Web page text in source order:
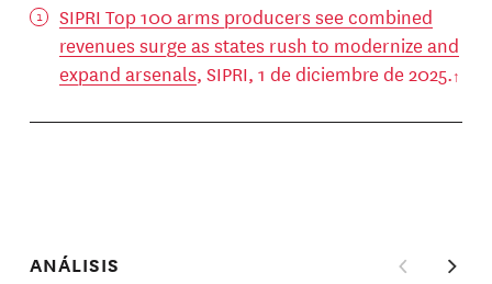
SIPRI Top 100 arms producers see combined
revenues surge as states rush to modernize and
expand arsenals, SIPRI, 1 de diciembre de 2025.
ANÁLISIS